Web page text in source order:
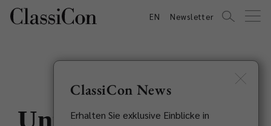
EN Newsletter
Unternehmensprofil
ClassiCon News
Erhalten Sie exklusive Einblicke in